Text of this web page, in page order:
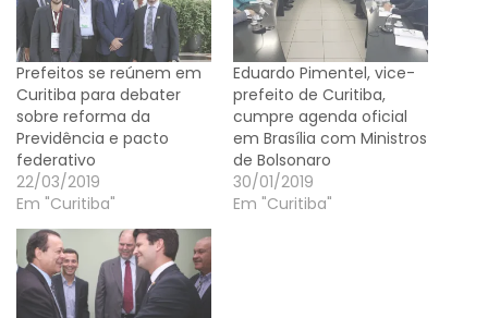
Prefeitos se reúnem em
Curitiba para debater
sobre reforma da
Previdência e pacto
federativo
22/03/2019
Em "Curitiba"
Eduardo Pimentel, vice-
prefeito de Curitiba,
cumpre agenda oficial
em Brasília com Ministros
de Bolsonaro
30/01/2019
Em "Curitiba"